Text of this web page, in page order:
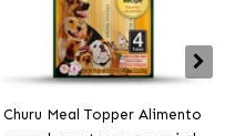
Churu Meal Topper Alimento